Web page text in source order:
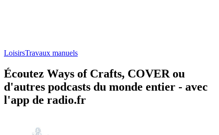
LoisirsTravaux manuels
Écoutez Ways of Crafts, COVER ou
d'autres podcasts du monde entier - avec
l'app de radio.fr